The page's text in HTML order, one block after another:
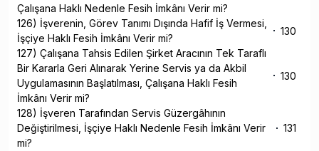
Çalışana Haklı Nedenle Fesih İmkânı Verir mi?
126) İşverenin, Görev Tanımı Dışında Hafif İş Vermesi,
İşçiye Haklı Fesih İmkânı Verir mi?
130
127) Çalışana Tahsis Edilen Şirket Aracının Tek Taraflı
Bir Kararla Geri Alınarak Yerine Servis ya da Akbil
Uygulamasının Başlatılması, Çalışana Haklı Fesih
İmkânı Verir mi?
130
128) İşveren Tarafından Servis Güzergâhının
Değiştirilmesi, İşçiye Haklı Nedenle Fesih İmkânı Verir
mi?
131